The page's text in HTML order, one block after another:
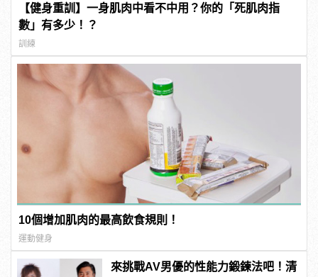
【健身重訓】一身肌肉中看不中用？你的「死肌肉指
數」有多少！？
訓練
10個增加肌肉的最高飲食規則！
運動健身
來挑戰AV男優的性能力鍛鍊法吧！清